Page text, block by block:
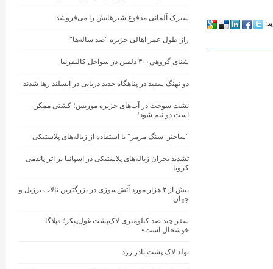
سیرک آلمانی مدفوع شیرهایش را می‌فروشد
راز طول عمر اهالی جزیره "صد ساله‌ها"
شنای گروهیِ۳۰۰ دلفین در سواحل کالیفرنیا
دو نهنگ‌ سفید در پناهگاه جدید دریایی در ایسلند رها شدند
نشت سوخت در آب‌های جزیره موریس؛ کشتی ممکن
است دو نیم شود!
"ساختن سنگ مرمر" با استفاده از زباله‌های پلاستیکی
تشدید بحران زباله‌های پلاستیکی در اسپانیا بر اثر پاندمی
کرونا
بیش از ۲ هزار مورد آتش‌سوزی در بزرگترین تالاب برزیل و
جهان
سفر چند صد کیلومتری لاک‌پشت غول‌پیکر؛ «پلاگا
خوشحال است»
تولد لاک پشت نادر زرد